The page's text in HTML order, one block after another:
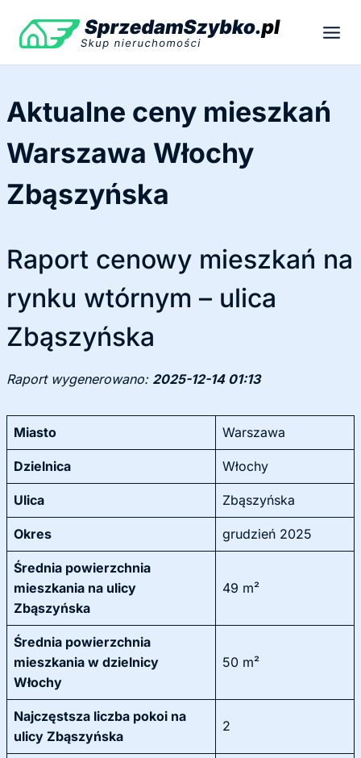
treści
Aktualne ceny mieszkań
Warszawa Włochy
Zbąszyńska
Raport cenowy mieszkań na
rynku wtórnym – ulica
Zbąszyńska
Raport wygenerowano: 2025-12-14 01:13
Miasto Warszawa
Dzielnica Włochy
Ulica Zbąszyńska
Okres grudzień 2025
Średnia powierzchnia
mieszkania na ulicy
Zbąszyńska
49 m²
Średnia powierzchnia
mieszkania w dzielnicy
Włochy
50 m²
Najczęstsza liczba pokoi na
ulicy Zbąszyńska
2